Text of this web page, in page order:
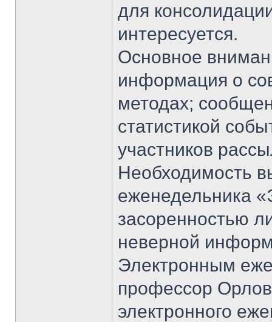
для
интересуется.
Основное
информация о
методах;
статистикой
участников
Необходимость
еженедельника
засоренностью
неверной
Электронным
профессор
электронного